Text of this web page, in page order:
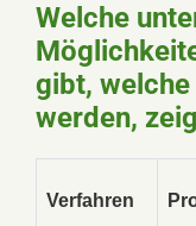
Welche
gibt,
werden,
Verfahren